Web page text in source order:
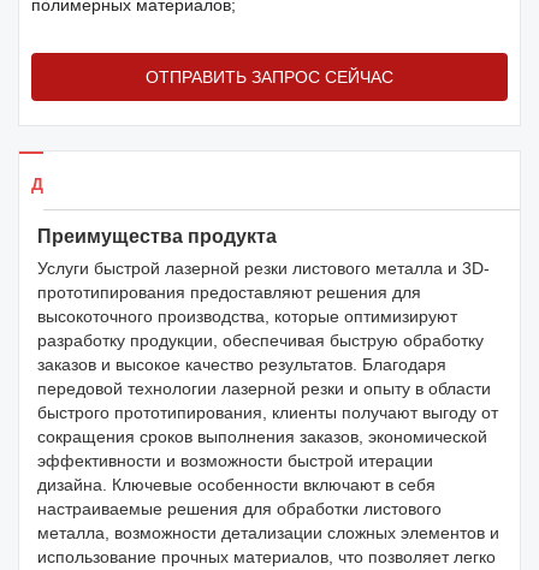
полимерных материалов;
ОТПРАВИТЬ ЗАПРОС СЕЙЧАС
Детали продуктов
Преимущества продукта
Услуги быстрой лазерной резки листового металла и 3D-
прототипирования предоставляют решения для
высокоточного производства, которые оптимизируют
разработку продукции, обеспечивая быструю обработку
заказов и высокое качество результатов. Благодаря
передовой технологии лазерной резки и опыту в области
быстрого прототипирования, клиенты получают выгоду от
сокращения сроков выполнения заказов, экономической
эффективности и возможности быстрой итерации
дизайна. Ключевые особенности включают в себя
настраиваемые решения для обработки листового
металла, возможности детализации сложных элементов и
использование прочных материалов, что позволяет легко